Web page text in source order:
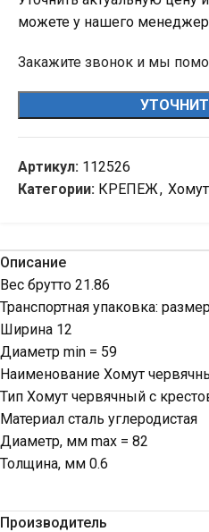
можете у нашего
Закажите звонок и мы
Артикул: 112526
Категории: КРЕПЕЖ,
Описание
Вес брутто 21.86
Транспортная упаковка:
Ширина 12
Диаметр min = 59
Наименование Хомут
Тип Хомут червячный с
Материал сталь углеродистая
Диаметр, мм max = 82
Толщина, мм 0.6
Производитель